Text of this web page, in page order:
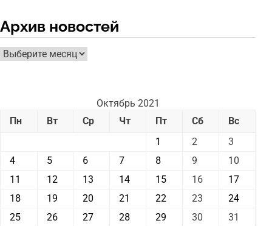
Архив новостей
Архив
новостей
Октябрь 2021
Пн
Вт Ср Чт Пт Сб
Вс
1
2
3
4
5 6 7 8 9
10
11
12 13 14 15 16
17
18
19 20 21 22 23
24
25
26 27 28 29 30 31